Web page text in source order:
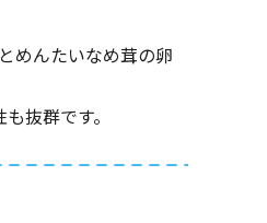
めんたいなめ茸の卵
抜群です。